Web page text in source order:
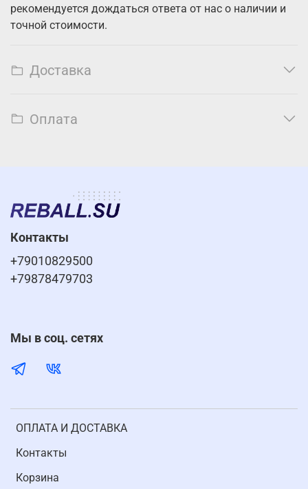
рекомендуется дождаться ответа от нас о наличии и
точной стоимости.
Доставка
Оплата
ОПЛАТА И ДОСТАВКА
Контакты
Корзина
Контакты
+79010829500
+79878479703
Мы в соц. сетях